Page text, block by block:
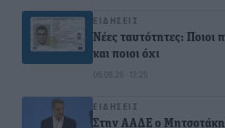
ΕΙΔΉΣΕΙΣ
Νέες ταυτότητες: Ποιοι
και ποιοι όχι
06.08.26 · 13:25
ΕΙΔΉΣΕΙΣ
Στην ΑΑΔΕ ο Μητσοτάκης